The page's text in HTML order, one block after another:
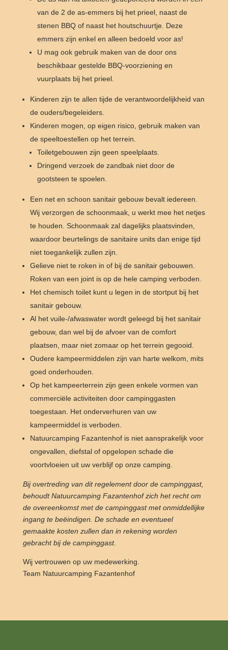
van de 2 de as-emmers bij het prieel, naast de
stenen BBQ of naast het houtschuurtje. Deze
emmers zijn enkel en alleen bedoeld voor as!
U mag ook gebruik maken van de door ons
beschikbaar gestelde BBQ-voorziening en
vuurplaats bij het prieel.
Kinderen zijn te allen tijde de verantwoordelijkheid van
de ouders/begeleiders.
Kinderen mogen, op eigen risico, gebruik maken van
de speeltoestellen op het terrein.
Toiletgebouwen zijn geen speelplaats.
Dringend verzoek de zandbak niet door de
gootsteen te spoelen.
Een net en schoon sanitair gebouw bevalt iedereen.
Wij verzorgen de schoonmaak, u werkt mee het netjes
te houden. Schoonmaak zal dagelijks plaatsvinden,
waardoor beurtelings de sanitaire units dan enige tijd
niet toegankelijk zullen zijn.
Gelieve niet te roken in of bij de sanitair gebouwen.
Roken van een joint is op de hele camping verboden.
Het chemisch toilet kunt u legen in de stortput bij het
sanitair gebouw.
Al het vuile-/afwaswater wordt geleegd bij het sanitair
gebouw, dan wel bij de afvoer van de comfort
plaatsen, maar niet zomaar op het terrein gegooid.
Oudere kampeermiddelen zijn van harte welkom, mits
goed onderhouden.
Op het kampeerterrein zijn geen enkele vormen van
commerciële activiteiten door campinggasten
toegestaan. Het onderverhuren van uw
kampeermiddel is verboden.
Natuurcamping Fazantenhof is niet aansprakelijk voor
ongevallen, diefstal of opgelopen schade die
voortvloeien uit uw verblijf op onze camping.
Bij overtreding van dit regelement door de campinggast,
behoudt Natuurcamping Fazantenhof zich het recht om
de overeenkomst met de campinggast met onmiddellijke
ingang te beëindigen. De schade en eventueel
gemaakte kosten zullen dan in rekening worden
gebracht bij de campinggast.
Wij vertrouwen op uw medewerking.
Team Natuurcamping Fazantenhof